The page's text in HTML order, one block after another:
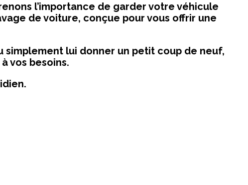
l’importance de garder votre véhicule
de voiture, conçue pour vous offrir une
simplement lui donner un petit coup de neuf,
vos besoins.